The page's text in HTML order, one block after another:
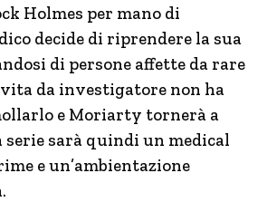
Holmes per mano di
decide di riprendere la sua
di persone affette da rare
da investigatore non ha
e Moriarty tornerà a
sarà quindi un medical
e un’ambientazione